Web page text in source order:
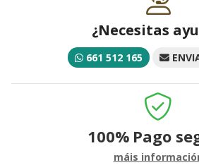
¿Necesitas
661 512 165
100% Pago
máis